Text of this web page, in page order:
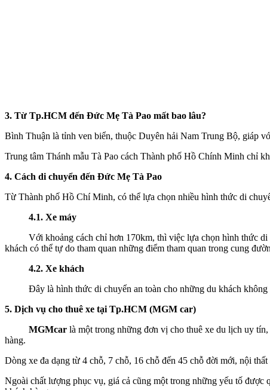
3. Từ Tp.HCM đến Đức Mẹ Tà Pao mất bao lâu?
Bình Thuận là tỉnh ven biển, thuộc Duyên hải Nam Trung Bộ, giáp
Trung tâm Thánh mẫu Tà Pao cách Thành phố Hồ Chính Minh chỉ
4. Cách di chuyển đến Đức Mẹ Tà Pao
Từ Thành phố Hồ Chí Minh, có thể lựa chọn nhiều hình thức di
4.1. Xe máy
Với khoảng cách chỉ hơn 170km, thì việc lựa chọn hình thức di
khách có thể tự do tham quan những điểm tham quan trong cung
4.2. Xe khách
Đây là hình thức di chuyển an toàn cho những du khách không
5. Dịch vụ cho thuê xe tại Tp.HCM (MGM car)
MGMcar là một trong những đơn vị cho thuê xe du lịch uy
hàng.
Dòng xe đa dạng từ 4 chỗ, 7 chỗ, 16 chỗ đến 45 chỗ đời mới, nội
Ngoài chất lượng phục vụ, giá cả cũng một trong những yếu tố